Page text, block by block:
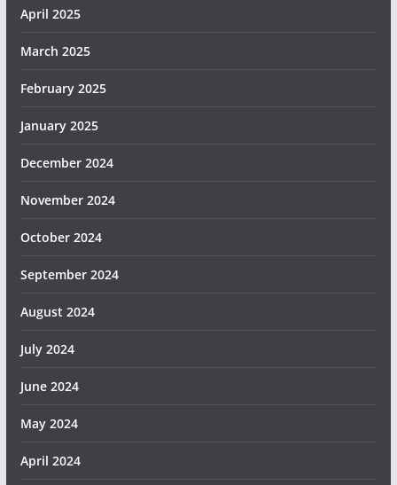
April 2025
March 2025
February 2025
January 2025
December 2024
November 2024
October 2024
September 2024
August 2024
July 2024
June 2024
May 2024
April 2024